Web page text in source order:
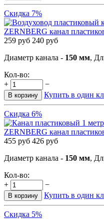
Скидка 7%
ZERNBERG канал
259 руб 240 руб
Диаметр канала - 150 мм,
Кол-во:
+
−
В корзину Купить в один
Скидка 6%
ZERNBERG канал
455 руб 426 руб
Диаметр канала - 150 мм,
Кол-во:
+
−
В корзину Купить в один
Скидка 5%